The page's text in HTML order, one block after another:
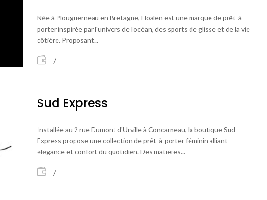
Née à Plouguerneau en Bretagne, Hoalen est une marque de prêt-à-
porter inspirée par l'univers de l'océan, des sports de glisse et de la vie
côtière. Proposant...
Sud Express
Installée au 2 rue Dumont d'Urville à Concarneau, la boutique Sud
Express propose une collection de prêt-à-porter féminin alliant
élégance et confort du quotidien. Des matières...